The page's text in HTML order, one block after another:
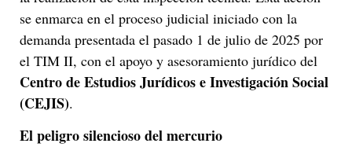
se enmarca en el proceso judicial iniciado con la
demanda presentada el pasado 1 de julio de 2025 por
el TIM II, con el apoyo y asesoramiento jurídico del
Centro de Estudios Jurídicos e Investigación Social
(CEJIS).
El peligro silencioso del mercurio